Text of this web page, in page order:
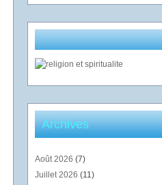
Archives
Août 2026 (7)
Juillet 2026 (11)